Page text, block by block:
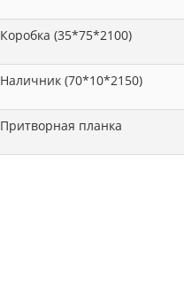
Коробка (35*75*2100)
Наличник (70*10*2150)
Притворная планка